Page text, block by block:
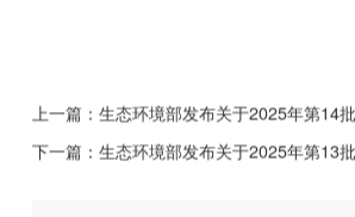
上一篇： 生态环境部发布关于2025年第14批新化学物质环境管理登
下一篇： 生态环境部发布关于2025年第13批新化学物质环境管